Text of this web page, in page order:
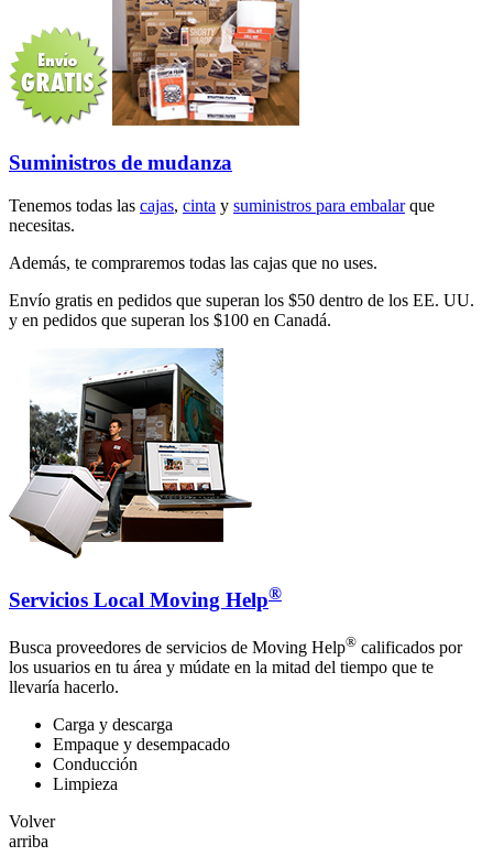
Suministros de mudanza
Tenemos todas las cajas, cinta y suministros para embalarque
necesitas.
Además, te compraremos todas las cajas que no uses.
Envío gratis en pedidos que superan los $50 dentro de los EE. UU.
y en pedidos que superan los $100 en Canadá.
Servicios Local Moving Help®
Busca proveedores de servicios de Moving Help® calificados por
los usuarios en tu área y múdate en la mitad del tiempo que te
llevaría hacerlo.
Carga y descarga
Empaque y desempacado
Conducción
Limpieza
Volver
arriba